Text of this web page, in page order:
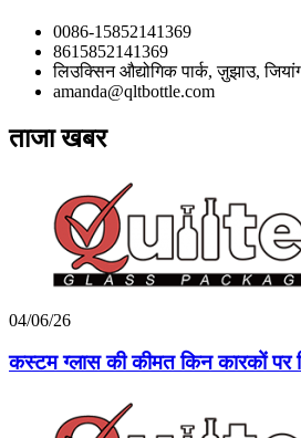
0086-15852141369
8615852141369
लिउक्सिन औद्योगिक पार्क, ज़ुझाउ,
amanda@qltbottle.com
ताजा खबर
04/06/26
कस्टम ग्लास की कीमत किन कारकों पर